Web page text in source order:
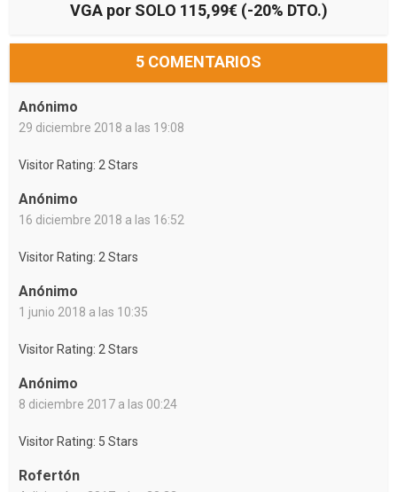
VGA por SOLO 115,99€ (-20% DTO.)
5 COMENTARIOS
Anónimo
29 diciembre 2018 a las 19:08
Visitor Rating: 2 Stars
Anónimo
16 diciembre 2018 a las 16:52
Visitor Rating: 2 Stars
Anónimo
1 junio 2018 a las 10:35
Visitor Rating: 2 Stars
Anónimo
8 diciembre 2017 a las 00:24
Visitor Rating: 5 Stars
Rofertón